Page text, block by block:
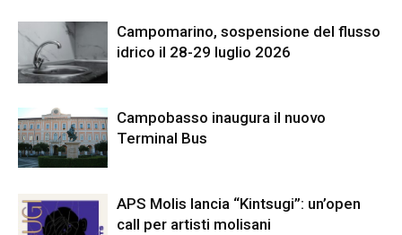
Campomarino, sospensione del flusso
idrico il 28-29 luglio 2026
Campobasso inaugura il nuovo
Terminal Bus
APS Molis lancia “Kintsugi”: un’open
call per artisti molisani